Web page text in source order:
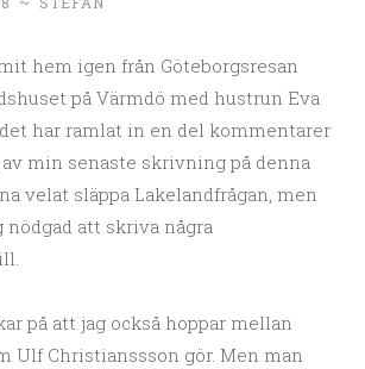
hem igen från Göteborgsresan
på Värmdö med hustrun Eva
har ramlat in en del kommentarer
min senaste skrivning på denna
velat släppa Lakelandfrågan, men
att skriva några
på att jag också hoppar mellan
Ulf Christianssson gör. Men man